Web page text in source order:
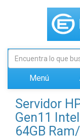
Menú
Servidor
Gen11
64GB